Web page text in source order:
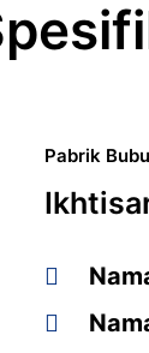
Pabrik